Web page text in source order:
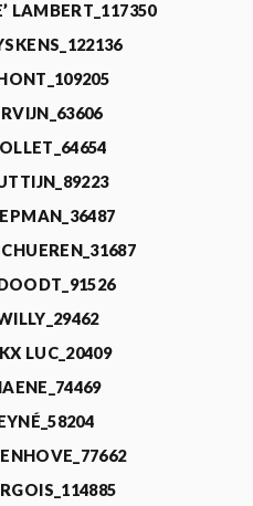
LAMBERT_117350
LUC_20409